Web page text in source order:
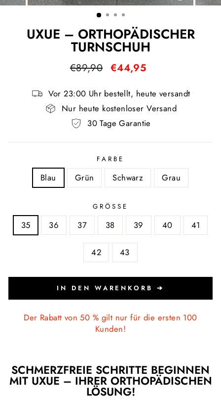
ESC)
UXUE – ORTHOPÄDISCHER
TURNSCHUH
Normaler
€89,90 Sonderpreis
€44,95
Vor 23:00 Uhr bestellt, heute versandt
Nur heute kostenloser Versand
30 Tage Garantie
FARBE
Blau Grün Schwarz Grau
GRÖSSE
35 36 37 38 39 40 41
42 43
IN DEN WARENKORB ➔
Der Rabatt von 50 % gilt nur für die ersten 100
Kunden!
SCHMERZFREIE SCHRITTE BEGINNEN
MIT UXUE – IHRER ORTHOPÄDISCHEN
LÖSUNG!